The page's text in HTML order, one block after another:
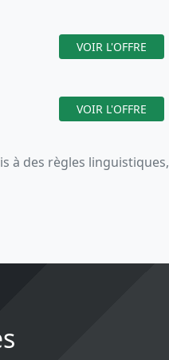
VOIR L'OFFRE
VOIR L'OFFRE
à des règles linguistiques,